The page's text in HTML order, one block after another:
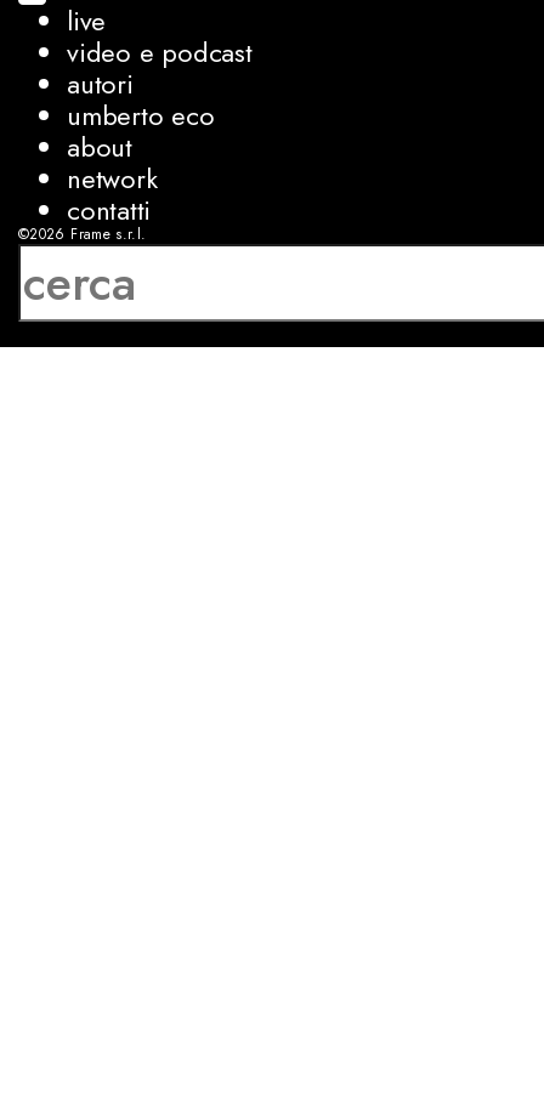
live
video e podcast
autori
umberto eco
about
network
contatti
©2026 Frame s.r.l.
P.IVA 08927250962
sviluppo:Luca Bunino